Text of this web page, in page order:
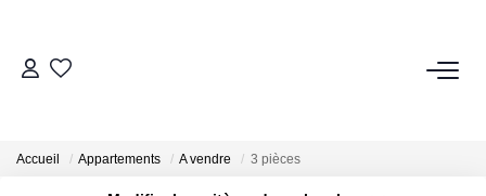
Nos Agences
Notre Équipe
Accueil Appartements A vendre 3 pièces